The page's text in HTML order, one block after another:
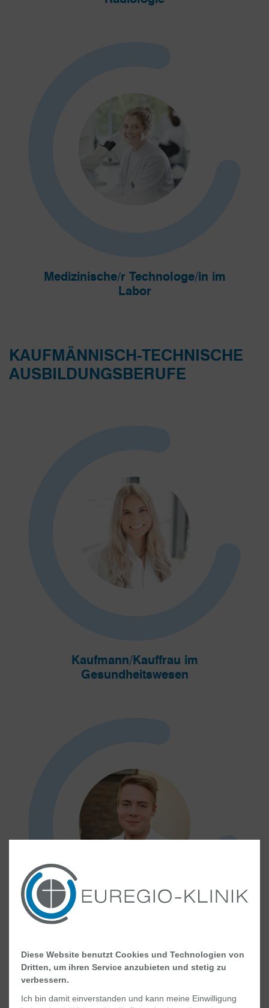
Medizinische/r Technologe/in im
Labor
KAUFMÄNNISCH-TECHNISCHE
AUSBILDUNGSBERUFE
Kaufmann/Kauffrau im
Gesundheitswesen
Fachinformatiker/in für
Systemintegration
Diese Website benutzt Cookies und Technologien von
Dritten, um ihren Service anzubieten und stetig zu
verbessern.
Ich bin damit einverstanden und kann meine Einwilligung